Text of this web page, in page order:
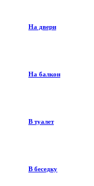
На двери
На балкон
В туалет
В беседку